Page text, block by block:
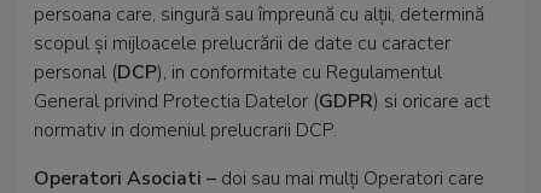
persoana care, singură sau împreună cu alții, determină
scopul și mijloacele prelucrării de date cu caracter
personal (DCP), in conformitate cu Regulamentul
General privind Protectia Datelor (GDPR) si oricare act
normativ in domeniul prelucrarii DCP.
Operatori Asociati – doi sau mai mulți Operatori care